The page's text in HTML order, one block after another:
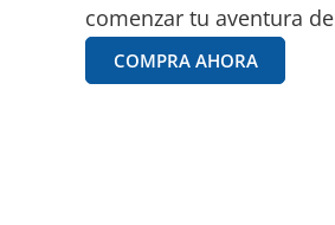
comenzar tu aventura
COMPRA AHORA